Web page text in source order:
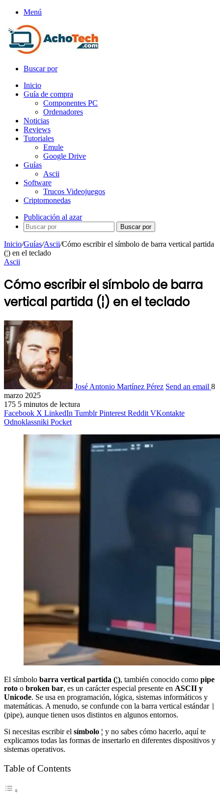
Menú
Buscar por
Inicio
Guía de compra
Componentes PC
Ordenadores
Noticias
Reviews
Tutoriales
Emule
Google Drive
Guías
Ascii
Software
Trucos Videojuegos
Criptomonedas
Publicación al azar
Buscar por
Inicio/Guías/Ascii/Cómo escribir el símbolo de barra vertical partida
(¦) en el teclado
Ascii
Cómo escribir el símbolo de barra
vertical partida (¦) en el teclado
José Antonio Martínez Pérez Send an email 8
marzo 2025
175 5 minutos de lectura
Facebook X LinkedIn Tumblr Pinterest Reddit VKontakte
Odnoklassniki Pocket
El símbolo barra vertical partida (¦), también conocido como pipe
roto o broken bar, es un carácter especial presente en ASCII y
Unicode. Se usa en programación, lógica, sistemas informáticos y
matemáticas. A menudo, se confunde con la barra vertical estándar
(pipe), aunque tienen usos distintos en algunos entornos.
Si necesitas escribir el símbolo ¦ y no sabes cómo hacerlo, aquí te
explicamos todas las formas de insertarlo en diferentes dispositivos y
sistemas operativos.
Table of Contents